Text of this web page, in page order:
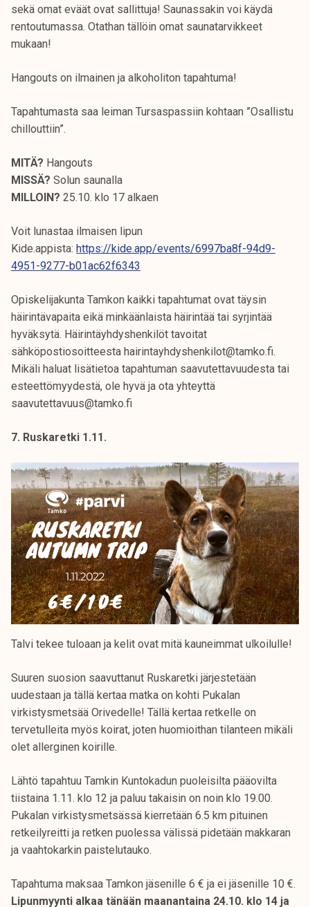
sekä omat eväät ovat sallittuja! Saunassakin voi käydä
rentoutumassa. Otathan tällöin omat saunatarvikkeet
mukaan!
Hangouts on ilmainen ja alkoholiton tapahtuma!
Tapahtumasta saa leiman Tursaspassiin kohtaan ”Osallistu
chillouttiin”.
MITÄ? Hangouts
MISSÄ? Solun saunalla
MILLOIN? 25.10. klo 17 alkaen
Voit lunastaa ilmaisen lipun
Kide.appista: https://kide.app/events/6997ba8f-94d9-
4951-9277-b01ac62f6343
Opiskelijakunta Tamkon kaikki tapahtumat ovat täysin
häirintävapaita eikä minkäänlaista häirintää tai syrjintää
hyväksytä. Häirintäyhdyshenkilöt tavoitat
sähköpostiosoitteesta hairintayhdyshenkilot@tamko.fi.
Mikäli haluat lisätietoa tapahtuman saavutettavuudesta tai
esteettömyydestä, ole hyvä ja ota yhteyttä
saavutettavuus@tamko.fi
7. Ruskaretki 1.11.
Talvi tekee tuloaan ja kelit ovat mitä kauneimmat ulkoilulle!
Suuren suosion saavuttanut Ruskaretki järjestetään
uudestaan ja tällä kertaa matka on kohti Pukalan
virkistysmetsää Orivedelle! Tällä kertaa retkelle on
tervetulleita myös koirat, joten huomioithan tilanteen mikäli
olet allerginen koirille.
Lähtö tapahtuu Tamkin Kuntokadun puoleisilta pääovilta
tiistaina 1.11. klo 12 ja paluu takaisin on noin klo 19.00.
Pukalan virkistysmetsässä kierretään 6.5 km pituinen
retkeilyreitti ja retken puolessa välissä pidetään makkaran
ja vaahtokarkin paistelutauko.
Tapahtuma maksaa Tamkon jäsenille 6 € ja ei jäsenille 10 €.
Lipunmyynti alkaa tänään maanantaina 24.10. klo 14 ja